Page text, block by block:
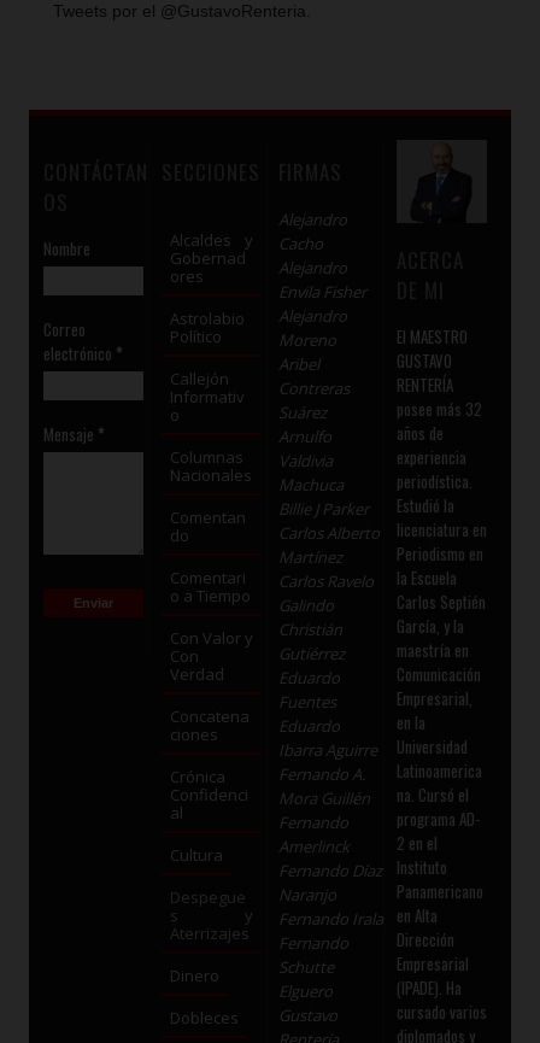
Tweets por el @GustavoRenteria.
Nombre
Correo
electrónico *
Mensaje *
Alcaldes y
Gobernad
ores
Astrolabio
Político
Callejón
Informativ
o
Columnas
Nacionales
Comentan
do
Comentari
o a Tiempo
Con Valor y
Con
Verdad
Concatena
ciones
Crónica
Confidenci
al
Cultura
Despegue
s y
Aterrizajes
Dinero
Dobleces
Alejandro
Cacho
Alejandro
Envila Fisher
Alejandro
Moreno
Aribel
Contreras
Suárez
Arnulfo
Valdivia
Machuca
Billie J Parker
Carlos Alberto
Martínez
Carlos Ravelo
Galindo
Christián
Gutiérrez
Eduardo
Fuentes
Eduardo
Ibarra Aguirre
Fernando A.
Mora Guillén
Fernando
Amerlinck
Fernando Díaz
Naranjo
Fernando Irala
Fernando
Schutte
Elguero
Gustavo
El MAESTRO
GUSTAVO
RENTERÍA
posee más 32
años de
experiencia
periodística.
Estudió la
licenciatura en
Periodismo en
la Escuela
Carlos Septién
García, y la
maestría en
Comunicación
Empresarial,
en la
Universidad
Latinoamerica
na. Cursó el
programa AD-
2 en el
Instituto
Panamericano
en Alta
Dirección
Empresarial
(IPADE). Ha
cursado varios
diplomados y